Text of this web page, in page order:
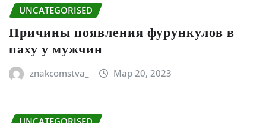
UNCATEGORISED
Причины появления фурункулов в
паху у мужчин
znakcomstva_ Мар 20, 2023